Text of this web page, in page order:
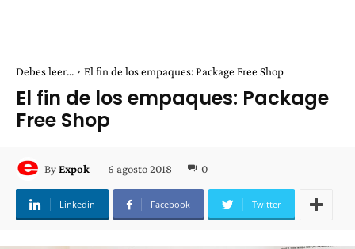
Debes leer... El fin de los empaques: Package Free Shop
El fin de los empaques: Package
Free Shop
ByExpok 6 agosto 2018 0
Linkedin Facebook Twitter